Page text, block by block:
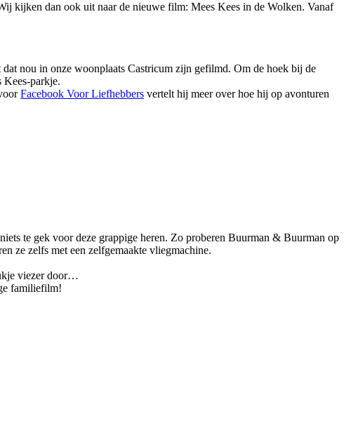
kijken dan ook uit naar de nieuwe film: Mees Kees in de Wolken. Vanaf
nou in onze woonplaats Castricum zijn gefilmd. Om de hoek bij de
Kees-parkje.
Facebook Voor Liefhebbers vertelt hij meer over hoe hij op avonturen
te gek voor deze grappige heren. Zo proberen Buurman & Buurman op
ze zelfs met een zelfgemaakte vliegmachine.
viezer door…
familiefilm!